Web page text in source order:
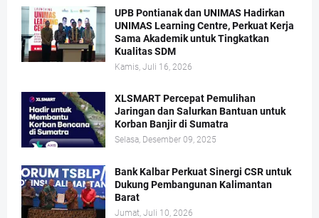
UPB Pontianak dan UNIMAS Hadirkan
UNIMAS Learning Centre, Perkuat Kerja
Sama Akademik untuk Tingkatkan
Kualitas SDM
Kamis, Juli 16, 2026
XLSMART Percepat Pemulihan
Jaringan dan Salurkan Bantuan untuk
Korban Banjir di Sumatra
Selasa, Desember 09, 2025
Bank Kalbar Perkuat Sinergi CSR untuk
Dukung Pembangunan Kalimantan
Barat
Jumat, Juli 10, 2026